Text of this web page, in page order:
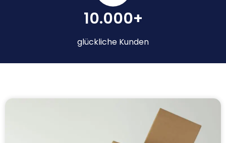
10.000+
glückliche Kunden